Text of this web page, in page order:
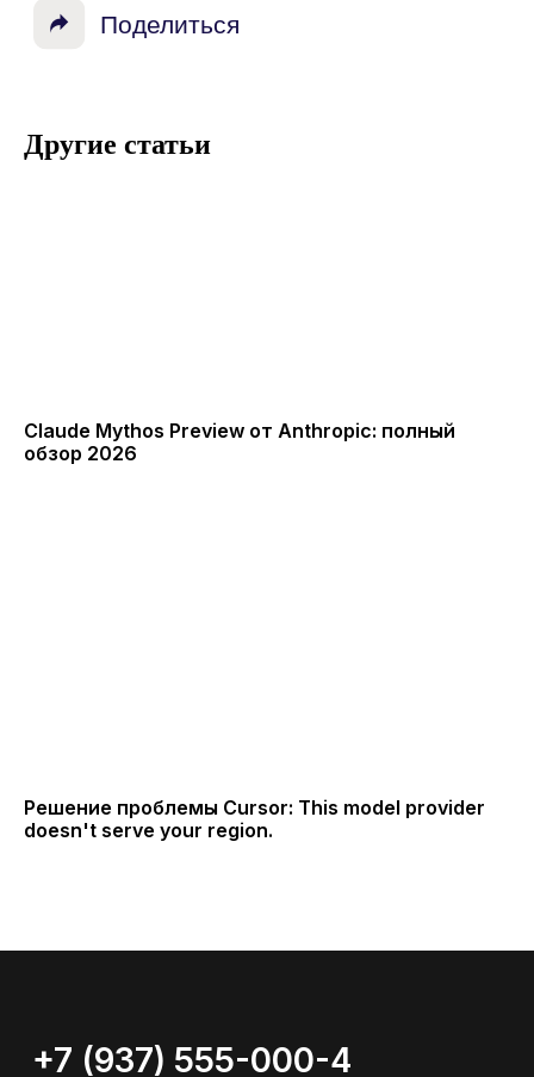
Другие статьи
Claude Mythos Preview от Anthropic: полный
обзор 2026
Решение проблемы Cursor: This model provider
doesn't serve your region.